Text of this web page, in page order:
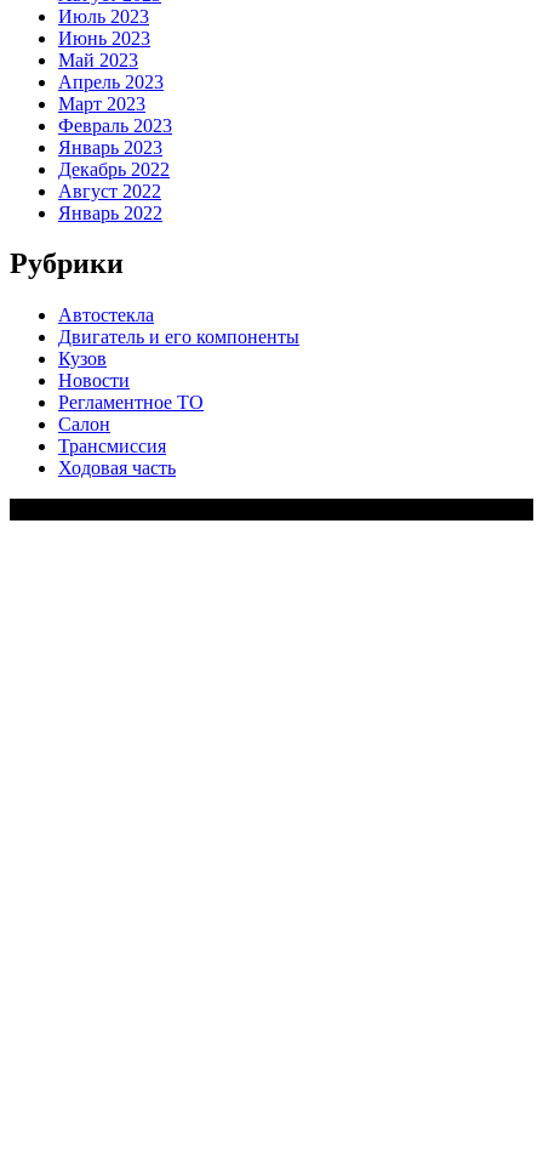
Июль 2023
Июнь 2023
Май 2023
Апрель 2023
Март 2023
Февраль 2023
Январь 2023
Декабрь 2022
Август 2022
Январь 2022
Рубрики
Автостекла
Двигатель и его компоненты
Кузов
Новости
Регламентное ТО
Салон
Трансмиссия
Ходовая часть